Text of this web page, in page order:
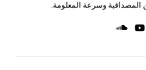
المصداقية وسرعة المعلومة.